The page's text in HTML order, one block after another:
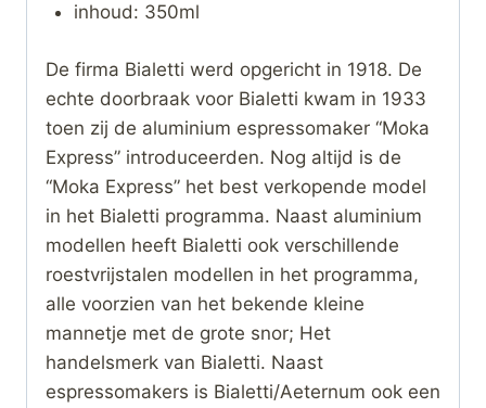
inhoud: 350ml
De firma Bialetti werd opgericht in 1918. De
echte doorbraak voor Bialetti kwam in 1933
toen zij de aluminium espressomaker “Moka
Express” introduceerden. Nog altijd is de
“Moka Express” het best verkopende model
in het Bialetti programma. Naast aluminium
modellen heeft Bialetti ook verschillende
roestvrijstalen modellen in het programma,
alle voorzien van het bekende kleine
mannetje met de grote snor; Het
handelsmerk van Bialetti. Naast
espressomakers is Bialetti/Aeternum ook een